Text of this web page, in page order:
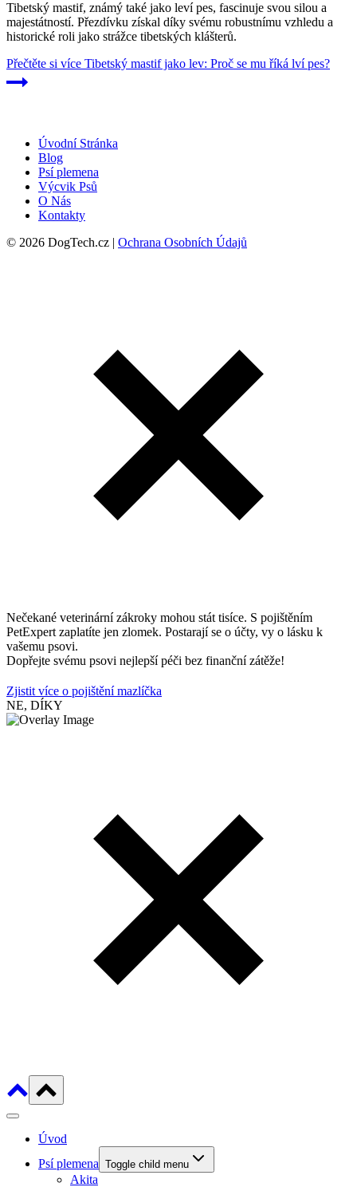
Tibetský mastif, známý také jako leví pes, fascinuje svou silou a
majestátností. Přezdívku získal díky svému robustnímu vzhledu a
historické roli jako strážce tibetských klášterů.
Přečtěte si více Tibetský mastif jako lev: Proč se mu říká lví pes?
Úvodní Stránka
Blog
Psí plemena
Výcvik Psů
O Nás
Kontakty
© 2026 DogTech.cz | Ochrana Osobních Údajů
Nečekané veterinární zákroky mohou stát tisíce. S pojištěním
PetExpert zaplatíte jen zlomek. Postarají se o účty, vy o lásku k
vašemu psovi.
Dopřejte svému psovi nejlepší péči bez finanční zátěže!
Zjistit více o pojištění mazlíčka
NE, DÍKY
Úvod
Psí plemena Toggle child menu
Akita